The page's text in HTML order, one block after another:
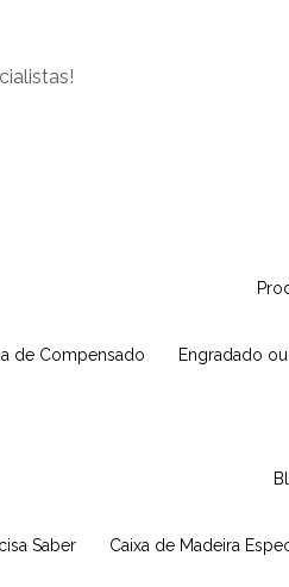
de Compensado Engradado
Saber Caixa de Madeira